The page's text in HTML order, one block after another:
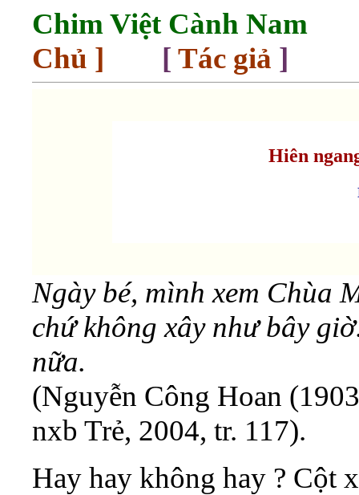
Chim Việt Cành Nam
Chủ ] [ Tác giả ]
Hiên
Ngày bé, mình xem Chùa
chứ không xây như bây
nữa.
(Nguyễn Công Hoan
nxb Trẻ, 2004, tr. 117).
Hay hay không hay ? Cột